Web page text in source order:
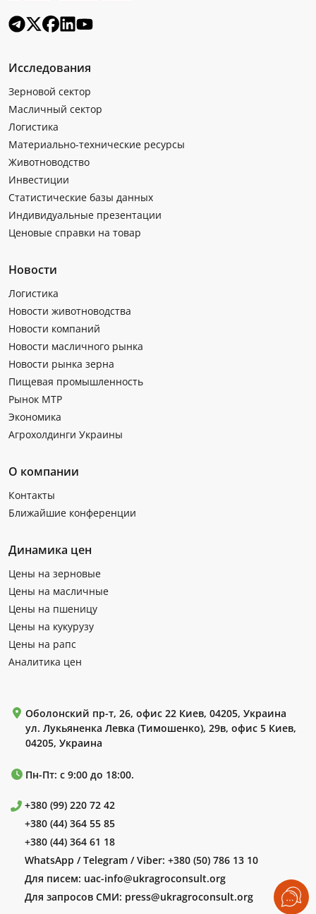
Исследования
Зерновой сектор
Масличный сектор
Логистика
Материально-технические ресурсы
Животноводство
Инвестиции
Статистические базы данных
Индивидуальные презентации
Ценовые справки на товар
Новости
Логистика
Новости животноводства
Новости компаний
Новости масличного рынка
Новости рынка зерна
Пищевая промышленность
Рынок МТР
Экономика
Агрохолдинги Украины
О компании
Контакты
Ближайшие конференции
Динамика цен
Цены на зерновые
Цены на масличные
Цены на пшеницу
Цены на кукурузу
Цены на рапс
Аналитика цен
Оболонский пр-т, 26, офис 22 Киев, 04205, Украина
ул. Лукьяненка Левка (Тимошенко), 29в, офис 5 Киев,
04205, Украина
Пн-Пт: с 9:00 до 18:00.
+380 (99) 220 72 42
+380 (44) 364 55 85
+380 (44) 364 61 18
WhatsApp / Telegram / Viber: +380 (50) 786 13 10
Для писем: uac-info@ukragroconsult.org
Для запросов СМИ: press@ukragroconsult.org